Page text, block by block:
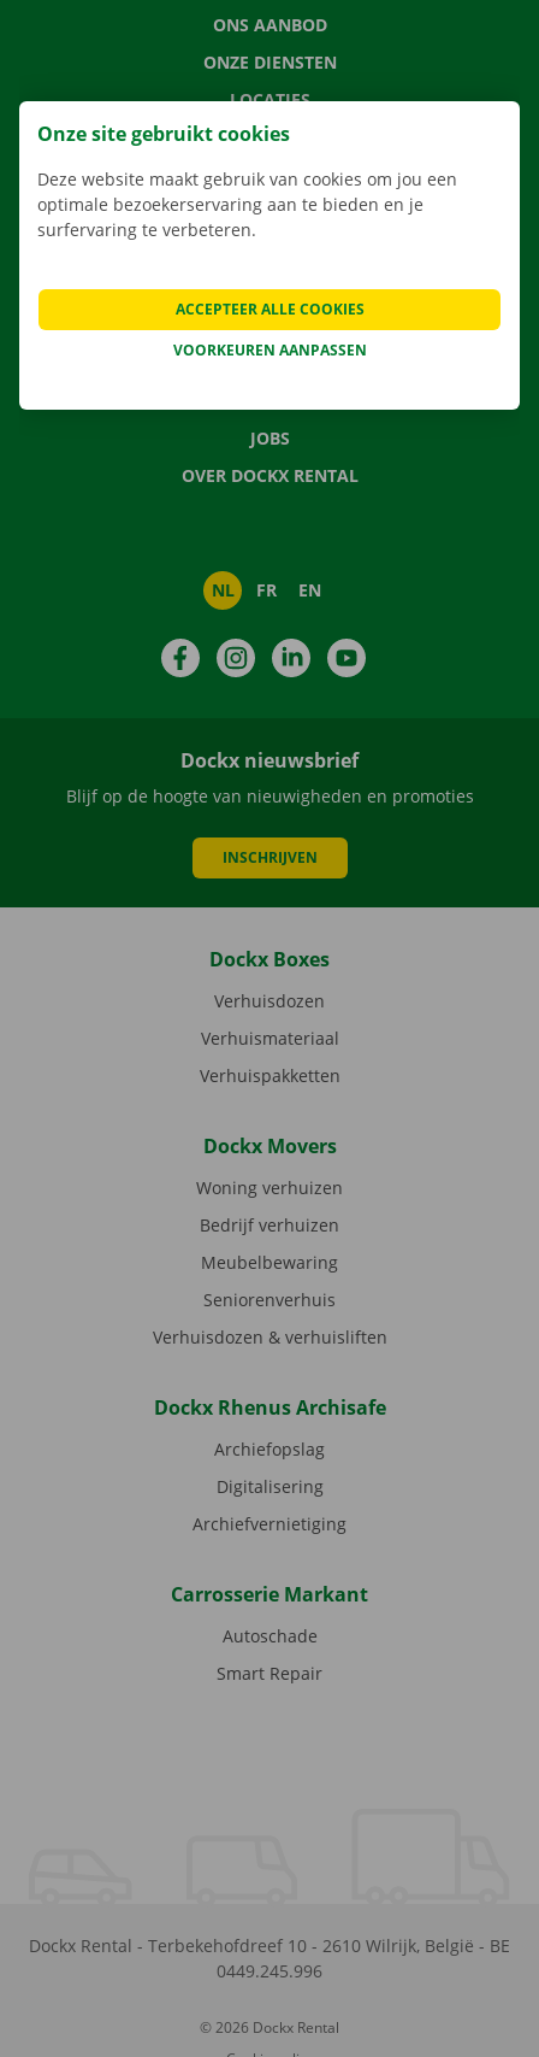
ONS AANBOD
ONZE DIENSTEN
LOCATIES
APP
VERHUISOPLOSSINGEN
CONTACTEER ONS
VEELGESTELDE VRAGEN
NIEUWS
JOBS
OVER DOCKX RENTAL
NL FR EN
FacebookInstagramLinkedIn
Dockx nieuwsbrief
Blijf op de hoogte van nieuwigheden en promoties
INSCHRIJVEN
Dockx Boxes
Verhuisdozen
Verhuismateriaal
Verhuispakketten
Dockx Movers
Woning verhuizen
Bedrijf verhuizen
Meubelbewaring
Seniorenverhuis
Verhuisdozen & verhuisliften
Dockx Rhenus Archisafe
Archiefopslag
Digitalisering
Archiefvernietiging
Carrosserie Markant
Autoschade
Smart Repair
Dockx Rental - Terbekehofdreef 10 - 2610 Wilrijk, België - BE
0449.245.996
© 2026 Dockx Rental
Onze site gebruikt cookies
Deze website maakt gebruik van cookies om jou een
optimale bezoekerservaring aan te bieden en je
surfervaring te verbeteren.
VOORKEUREN AANPASSEN
ACCEPTEER ALLE COOKIES